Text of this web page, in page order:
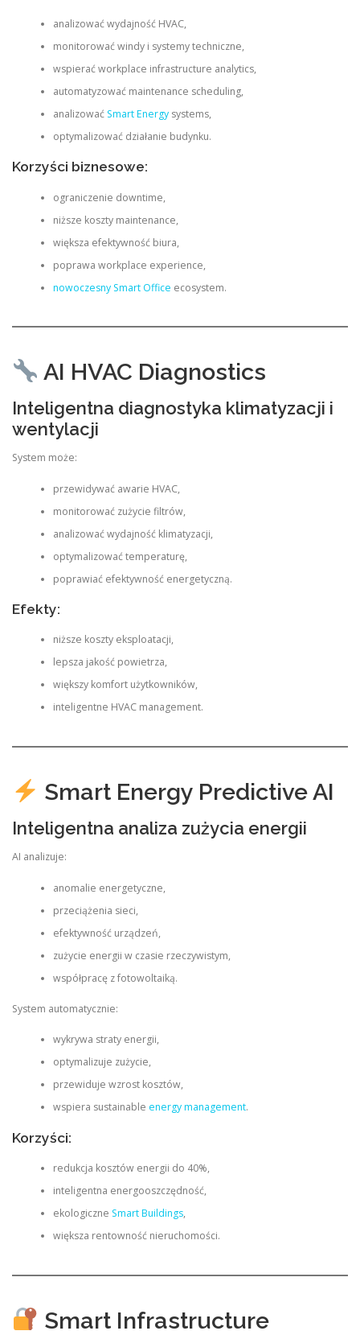
analizować wydajność HVAC,
monitorować windy i systemy techniczne,
wspierać workplace infrastructure analytics,
automatyzować maintenance scheduling,
analizować Smart Energysystems,
optymalizować działanie budynku.
Korzyści biznesowe:
ograniczenie downtime,
niższe koszty maintenance,
większa efektywność biura,
poprawa workplace experience,
nowoczesny Smart Office ecosystem.
AI HVAC Diagnostics
Inteligentna diagnostyka klimatyzacji i
wentylacji
System może:
przewidywać awarie HVAC,
monitorować zużycie filtrów,
analizować wydajność klimatyzacji,
optymalizować temperaturę,
poprawiać efektywność energetyczną.
Efekty:
niższe koszty eksploatacji,
lepsza jakość powietrza,
większy komfort użytkowników,
inteligentne HVAC management.
Smart Energy Predictive AI
Inteligentna analiza zużycia energii
AI analizuje:
anomalie energetyczne,
przeciążenia sieci,
efektywność urządzeń,
zużycie energii w czasie rzeczywistym,
współpracę z fotowoltaiką.
System automatycznie:
wykrywa straty energii,
optymalizuje zużycie,
przewiduje wzrost kosztów,
wspiera sustainable energy management.
Korzyści:
redukcja kosztów energii do 40%,
inteligentna energooszczędność,
ekologiczne Smart Buildings,
większa rentowność nieruchomości.
Smart Infrastructure